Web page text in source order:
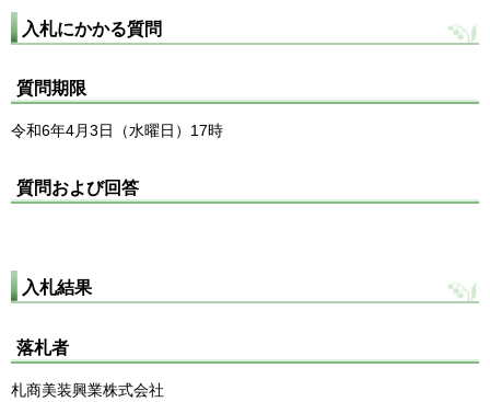
入札にかかる質問
質問期限
令和6年4月3日（水曜日）17時
質問および回答
入札結果
落札者
札商美装興業株式会社